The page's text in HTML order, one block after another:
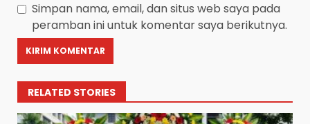
Simpan nama, email, dan situs web saya pada
peramban ini untuk komentar saya berikutnya.
RELATED STORIES